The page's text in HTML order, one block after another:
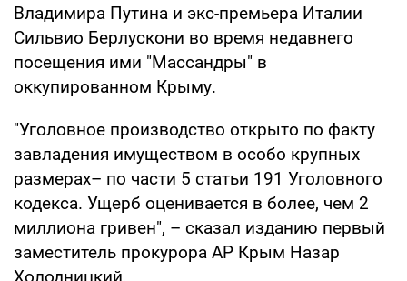
Владимира Путина и экс-премьера Италии
Сильвио Берлускони во время недавнего
посещения ими "Массандры" в
оккупированном Крыму.
"Уголовное производство открыто по факту
завладения имуществом в особо крупных
размерах– по части 5 статьи 191 Уголовного
кодекса. Ущерб оценивается в более, чем 2
миллиона гривен", – сказал изданию первый
заместитель прокурора АР Крым Назар
Холодницкий.